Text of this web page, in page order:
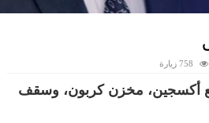
758 زيارة
أكسجين، مخزن كربون، وسقف